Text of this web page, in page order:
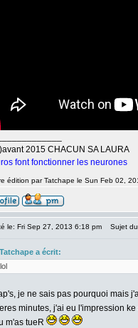
2015 CHACUN SA LAURA
font fonctionner les neurones
édition par Tatchape le Sun Feb 02,
le: Fri Sep 27, 2013 6:18 pm Sujet du
Tatchape a écrit:
lol
je ne sais pas pourquoi mais
minutes, j'ai eu l'impression ke
m'as tueR